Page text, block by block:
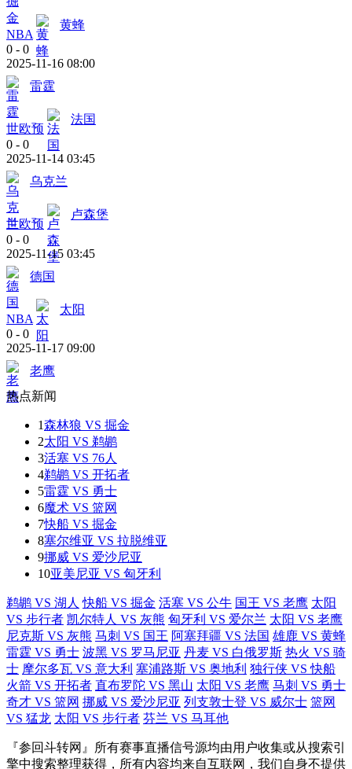
NBA
黄蜂
0 - 0
2025-11-16 08:00
雷霆
世欧预
法国
0 - 0
2025-11-14 03:45
乌克兰
世欧预
卢森堡
0 - 0
2025-11-15 03:45
德国
NBA
太阳
0 - 0
2025-11-17 09:00
老鹰
热点新闻
1森林狼 VS 掘金
2太阳 VS 鹈鹕
3活塞 VS 76人
4鹈鹕 VS 开拓者
5雷霆 VS 勇士
6魔术 VS 篮网
7快船 VS 掘金
8塞尔维亚 VS 拉脱维亚
9挪威 VS 爱沙尼亚
10亚美尼亚 VS 匈牙利
鹈鹕 VS 湖人 快船 VS 掘金 活塞 VS 公牛 国王 VS 老鹰 太阳
VS 步行者 凯尔特人 VS 灰熊 匈牙利 VS 爱尔兰 太阳 VS 老鹰
尼克斯 VS 灰熊 马刺 VS 国王 阿塞拜疆 VS 法国 雄鹿 VS 黄蜂
雷霆 VS 勇士 波黑 VS 罗马尼亚 丹麦 VS 白俄罗斯 热火 VS 骑
士 摩尔多瓦 VS 意大利 塞浦路斯 VS 奥地利 独行侠 VS 快船
火箭 VS 开拓者 直布罗陀 VS 黑山 太阳 VS 老鹰 马刺 VS 勇士
奇才 VS 篮网 挪威 VS 爱沙尼亚 列支敦士登 VS 威尔士 篮网
VS 猛龙 太阳 VS 步行者 芬兰 VS 马耳他
『参回斗转网』所有赛事直播信号源均由用户收集或从搜索引
擎中搜索整理获得，所有内容均来自互联网，我们自身不提供